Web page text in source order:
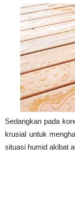
Sedangkan pada
krusial untuk
situasi humid akibat